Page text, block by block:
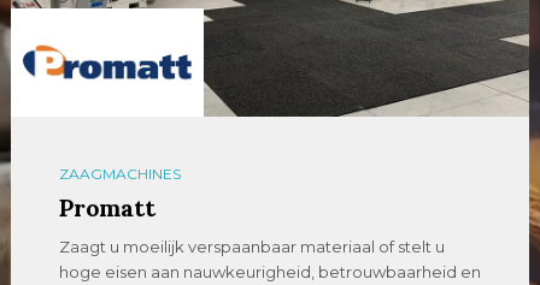
ZAAGMACHINES
Promatt
Zaagt u moeilijk verspaanbaar materiaal of stelt u
hoge eisen aan nauwkeurigheid, betrouwbaarheid en